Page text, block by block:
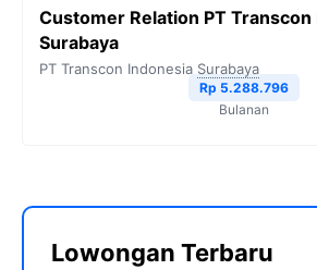
Customer Relation PT Transcon
Surabaya
PT Transcon Indonesia Surabaya
Rp 5.288.796
Bulanan
Lowongan Terbaru